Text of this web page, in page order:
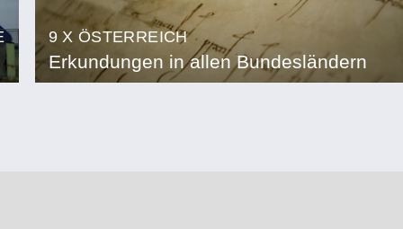
9 X ÖSTERREICH
Erkundungen in allen Bundesländern